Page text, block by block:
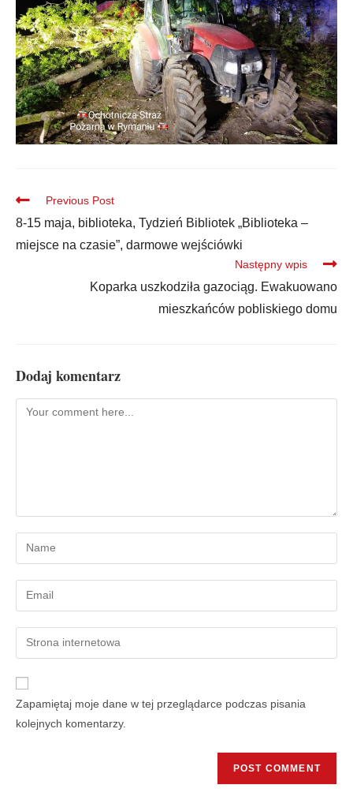
Previous Post
8-15 maja, biblioteka, Tydzień Bibliotek „Biblioteka –
miejsce na czasie”, darmowe wejściówki
Następny wpis
Koparka uszkodziła gazociąg. Ewakuowano
mieszkańców pobliskiego domu
Dodaj komentarz
Zapamiętaj moje dane w tej przeglądarce podczas pisania
kolejnych komentarzy.